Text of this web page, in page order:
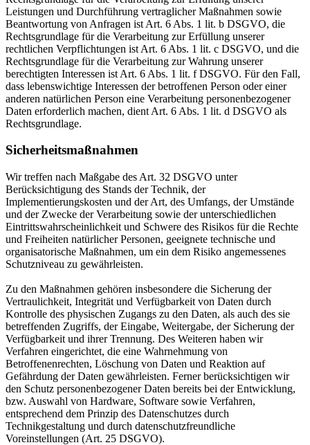
Leistungen und Durchführung vertraglicher Maßnahmen sowie
Beantwortung von Anfragen ist Art. 6 Abs. 1 lit. b DSGVO, die
Rechtsgrundlage für die Verarbeitung zur Erfüllung unserer
rechtlichen Verpflichtungen ist Art. 6 Abs. 1 lit. c DSGVO, und die
Rechtsgrundlage für die Verarbeitung zur Wahrung unserer
berechtigten Interessen ist Art. 6 Abs. 1 lit. f DSGVO. Für den Fall,
dass lebenswichtige Interessen der betroffenen Person oder einer
anderen natürlichen Person eine Verarbeitung personenbezogener
Daten erforderlich machen, dient Art. 6 Abs. 1 lit. d DSGVO als
Rechtsgrundlage.
Sicherheitsmaßnahmen
Wir treffen nach Maßgabe des Art. 32 DSGVO unter
Berücksichtigung des Stands der Technik, der
Implementierungskosten und der Art, des Umfangs, der Umstände
und der Zwecke der Verarbeitung sowie der unterschiedlichen
Eintrittswahrscheinlichkeit und Schwere des Risikos für die Rechte
und Freiheiten natürlicher Personen, geeignete technische und
organisatorische Maßnahmen, um ein dem Risiko angemessenes
Schutzniveau zu gewährleisten.
Zu den Maßnahmen gehören insbesondere die Sicherung der
Vertraulichkeit, Integrität und Verfügbarkeit von Daten durch
Kontrolle des physischen Zugangs zu den Daten, als auch des sie
betreffenden Zugriffs, der Eingabe, Weitergabe, der Sicherung der
Verfügbarkeit und ihrer Trennung. Des Weiteren haben wir
Verfahren eingerichtet, die eine Wahrnehmung von
Betroffenenrechten, Löschung von Daten und Reaktion auf
Gefährdung der Daten gewährleisten. Ferner berücksichtigen wir
den Schutz personenbezogener Daten bereits bei der Entwicklung,
bzw. Auswahl von Hardware, Software sowie Verfahren,
entsprechend dem Prinzip des Datenschutzes durch
Technikgestaltung und durch datenschutzfreundliche
Voreinstellungen (Art. 25 DSGVO).